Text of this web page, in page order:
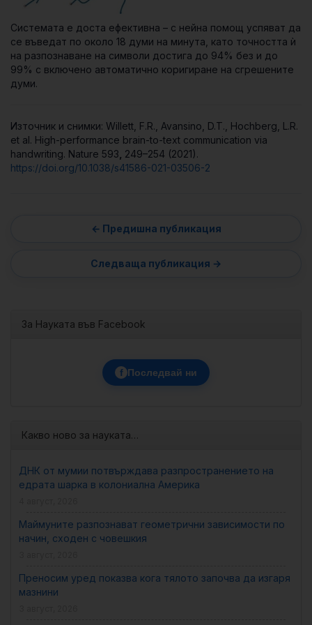
Системата е доста ефективна – с нейна помощ успяват да
се въведат по около 18 думи на минута, като точността ѝ
на разпознаване на символи достига до 94% без и до
99% с включено автоматично коригиране на сгрешените
думи.
Източник и снимки: Willett, F.R., Avansino, D.T., Hochberg, L.R.
et al. High-performance brain-to-text communication via
handwriting. Nature 593 249–254 (2021).
https://doi.org/10.1038/s41586-021-03506-2
За Науката във Facebook
f Последвай ни
Какво ново за науката…
ДНК от мумии потвърждава разпространението на
едрата шарка в колониална Америка
Маймуните разпознават геометрични зависимости по
начин, сходен с човешкия
Преносим уред показва кога тялото започва да изгаря
мазнини